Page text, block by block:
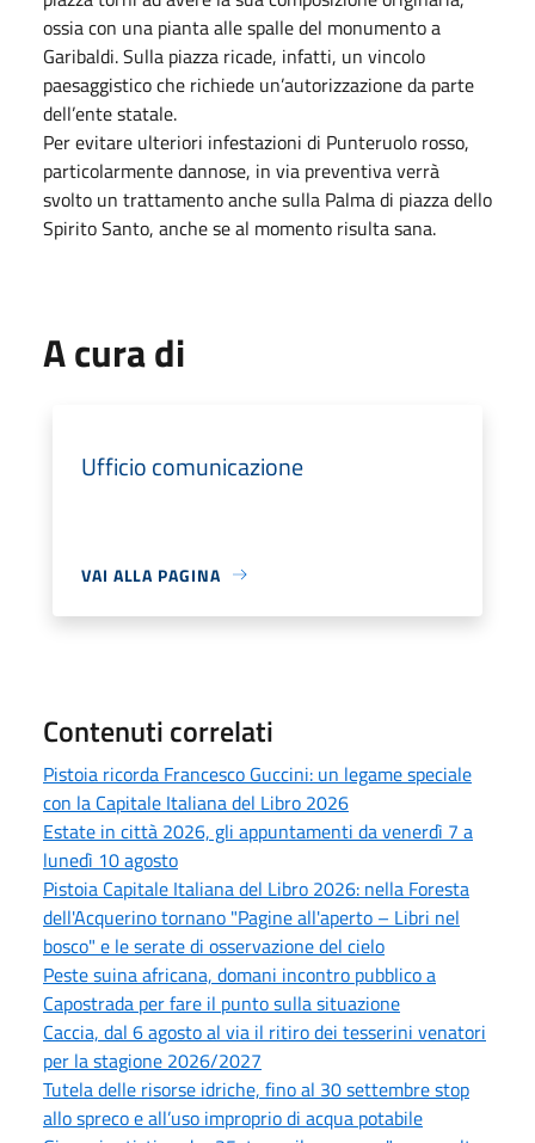
ossia con una pianta alle spalle del monumento a
Garibaldi. Sulla piazza ricade, infatti, un vincolo
paesaggistico che richiede un’autorizzazione da parte
dell’ente statale.
Per evitare ulteriori infestazioni di Punteruolo rosso,
particolarmente dannose, in via preventiva verrà
svolto un trattamento anche sulla Palma di piazza dello
Spirito Santo, anche se al momento risulta sana.
A cura di
Ufficio comunicazione
VAI ALLA PAGINA
Contenuti correlati
Pistoia ricorda Francesco Guccini: un legame speciale
con la Capitale Italiana del Libro 2026
Estate in città 2026, gli appuntamenti da venerdì 7 a
lunedì 10 agosto
Pistoia Capitale Italiana del Libro 2026: nella Foresta
dell'Acquerino tornano "Pagine all'aperto – Libri nel
bosco" e le serate di osservazione del cielo
Peste suina africana, domani incontro pubblico a
Capostrada per fare il punto sulla situazione
Caccia, dal 6 agosto al via il ritiro dei tesserini venatori
per la stagione 2026/2027
Tutela delle risorse idriche, fino al 30 settembre stop
allo spreco e all’uso improprio di acqua potabile